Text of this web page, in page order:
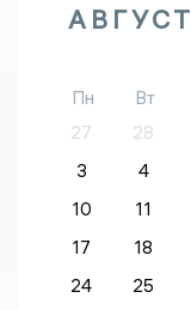
АВГУСТ
Пн Вт
27
28
3
4
10
11
17
18
24
25